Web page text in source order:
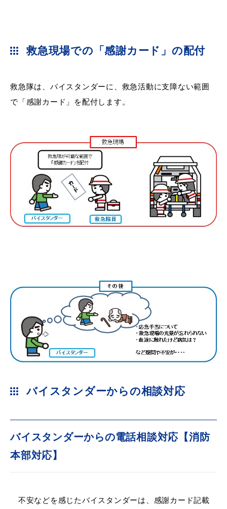
目的から探す
届出・証明 税金
各種相談窓口 入札
防災・消防
敬老福祉乗車券
公共施設 イベント情報
便利なサービス
救急現場での「感謝カード」の配付
救急隊は、バイスタンダーに、救急活動に支障ない範囲
で「感謝カード」を配付します。
バイスタンダーからの相談対応
バイスタンダーからの電話相談対応【消防
本部対応】
不安などを感じたバイスタンダーは、感謝カード記載